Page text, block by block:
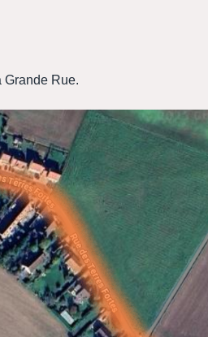
Grande Rue.